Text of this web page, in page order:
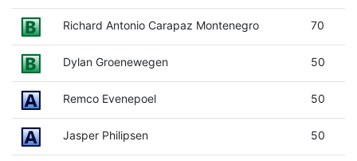
Richard Antonio Carapaz Montenegro 70
Dylan Groenewegen 50
Remco Evenepoel 50
Jasper Philipsen 50